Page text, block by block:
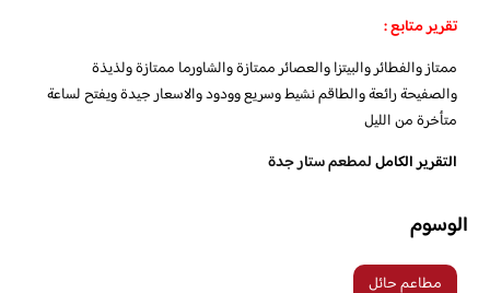
تقرير متابع :
ممتاز والفطائر والبيتزا والعصائر ممتازة والشاورما ممتازة ولذيذة
والصفيحة رائعة والطاقم نشيط وسريع وودود والاسعار جيدة ويفتح لساعة
متأخرة من الليل
التقرير الكامللمطعم ستار جدة
الوسوم
مطاعم حائل